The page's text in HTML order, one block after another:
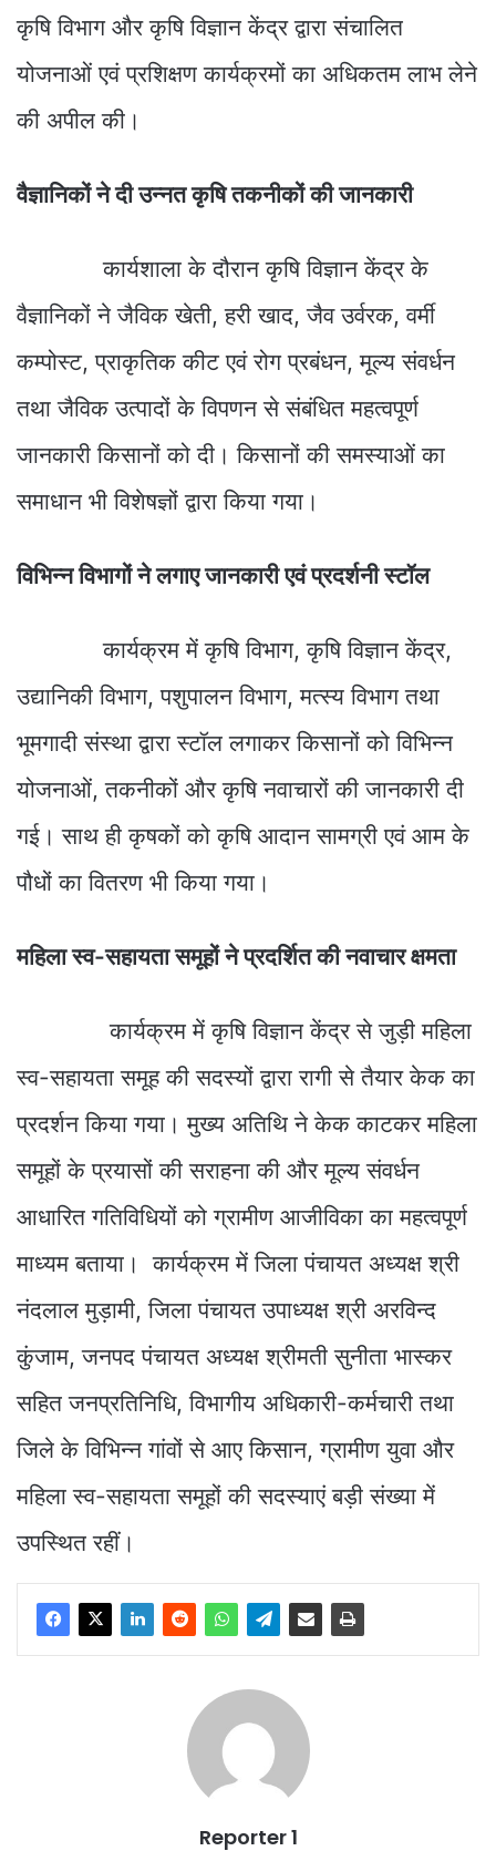
कृषि विभाग और कृषि विज्ञान केंद्र द्वारा संचालित
योजनाओं एवं प्रशिक्षण कार्यक्रमों का अधिकतम लाभ लेने
की अपील की।
वैज्ञानिकों ने दी उन्नत कृषि तकनीकों की जानकारी
कार्यशाला के दौरान कृषि विज्ञान केंद्र के
वैज्ञानिकों ने जैविक खेती, हरी खाद, जैव उर्वरक, वर्मी
कम्पोस्ट, प्राकृतिक कीट एवं रोग प्रबंधन, मूल्य संवर्धन
तथा जैविक उत्पादों के विपणन से संबंधित महत्वपूर्ण
जानकारी किसानों को दी। किसानों की समस्याओं का
समाधान भी विशेषज्ञों द्वारा किया गया।
विभिन्न विभागों ने लगाए जानकारी एवं प्रदर्शनी स्टॉल
कार्यक्रम में कृषि विभाग, कृषि विज्ञान केंद्र,
उद्यानिकी विभाग, पशुपालन विभाग, मत्स्य विभाग तथा
भूमगादी संस्था द्वारा स्टॉल लगाकर किसानों को विभिन्न
योजनाओं, तकनीकों और कृषि नवाचारों की जानकारी दी
गई। साथ ही कृषकों को कृषि आदान सामग्री एवं आम के
पौधों का वितरण भी किया गया।
महिला स्व-सहायता समूहों ने प्रदर्शित की नवाचार क्षमता
कार्यक्रम में कृषि विज्ञान केंद्र से जुड़ी महिला
स्व-सहायता समूह की सदस्यों द्वारा रागी से तैयार केक का
प्रदर्शन किया गया। मुख्य अतिथि ने केक काटकर महिला
समूहों के प्रयासों की सराहना की और मूल्य संवर्धन
आधारित गतिविधियों को ग्रामीण आजीविका का महत्वपूर्ण
माध्यम बताया। कार्यक्रम में जिला पंचायत अध्यक्ष श्री
नंदलाल मुड़ामी, जिला पंचायत उपाध्यक्ष श्री अरविन्द
कुंजाम, जनपद पंचायत अध्यक्ष श्रीमती सुनीता भास्कर
सहित जनप्रतिनिधि, विभागीय अधिकारी-कर्मचारी तथा
जिले के विभिन्न गांवों से आए किसान, ग्रामीण युवा और
महिला स्व-सहायता समूहों की सदस्याएं बड़ी संख्या में
उपस्थित रहीं।
Reporter 1